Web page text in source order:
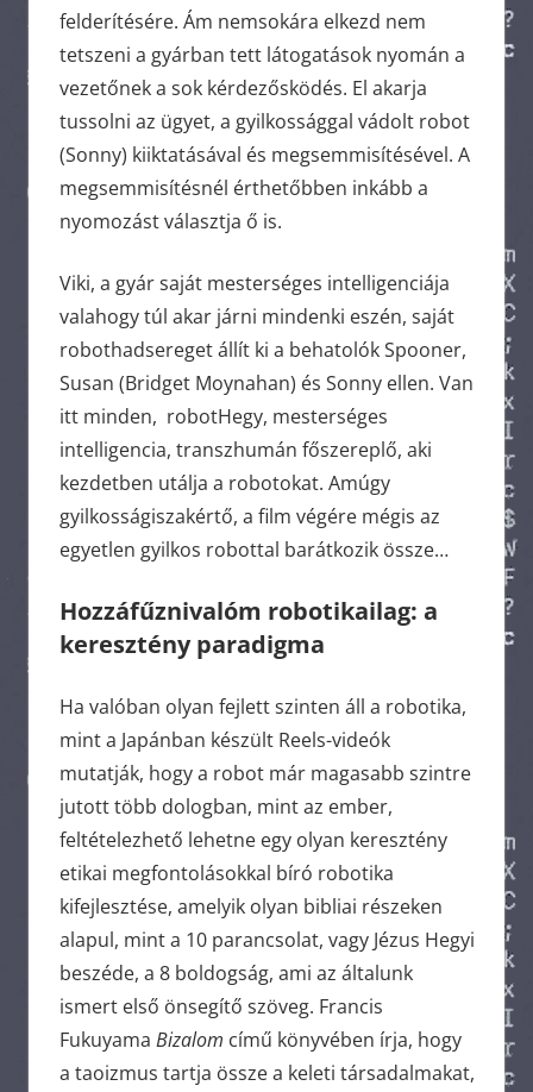
felderítésére. Ám nemsokára elkezd nem
tetszeni a gyárban tett látogatások nyomán a
vezetőnek a sok kérdezősködés. El akarja
tussolni az ügyet, a gyilkossággal vádolt robot
(Sonny) kiiktatásával és megsemmisítésével. A
megsemmisítésnél érthetőbben inkább a
nyomozást választja ő is.
Viki, a gyár saját mesterséges intelligenciája
valahogy túl akar járni mindenki eszén, saját
robothadsereget állít ki a behatolók Spooner,
Susan (Bridget Moynahan) és Sonny ellen. Van
itt minden, robotHegy, mesterséges
intelligencia, transzhumán főszereplő, aki
kezdetben utálja a robotokat. Amúgy
gyilkosságiszakértő, a film végére mégis az
egyetlen gyilkos robottal barátkozik össze…
Hozzáfűznivalóm robotikailag: a
keresztény paradigma
Ha valóban olyan fejlett szinten áll a robotika,
mint a Japánban készült Reels-videók
mutatják, hogy a robot már magasabb szintre
jutott több dologban, mint az ember,
feltételezhető lehetne egy olyan keresztény
etikai megfontolásokkal bíró robotika
kifejlesztése, amelyik olyan bibliai részeken
alapul, mint a 10 parancsolat, vagy Jézus Hegyi
beszéde, a 8 boldogság, ami az általunk
ismert első önsegítő szöveg. Francis
Fukuyama Bizalom című könyvében írja, hogy
a taoizmus tartja össze a keleti társadalmakat,